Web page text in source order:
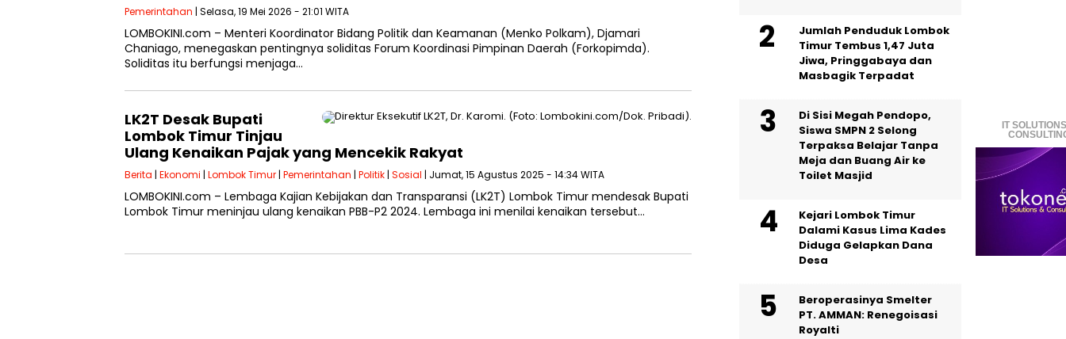
IT
Pemerintahan | Selasa, 19 Mei 2026 - 21:01 WITA
LOMBOKINI.com – Menteri Koordinator Bidang Politik dan Keamanan (Menko Polkam), Djamari
Chaniago, menegaskan pentingnya soliditas Forum Koordinasi Pimpinan Daerah (Forkopimda).
Soliditas itu berfungsi menjaga…
LK2T Desak Bupati
Lombok Timur Tinjau
Ulang Kenaikan Pajak yang Mencekik Rakyat
Berita | Ekonomi | Lombok Timur | Pemerintahan | Politik | Sosial | Jumat, 15 Agustus 2025 - 14:34 WITA
LOMBOKINI.com – Lembaga Kajian Kebijakan dan Transparansi (LK2T) Lombok Timur mendesak Bupati
Lombok Timur meninjau ulang kenaikan PBB-P2 2024. Lembaga ini menilai kenaikan tersebut…
Jumlah Penduduk Lombok
Timur Tembus 1,47 Juta
Jiwa, Pringgabaya dan
Masbagik Terpadat
Di Sisi Megah Pendopo,
Siswa SMPN 2 Selong
Terpaksa Belajar Tanpa
Meja dan Buang Air ke
Toilet Masjid
Kejari Lombok Timur
Dalami Kasus Lima Kades
Diduga Gelapkan Dana
Desa
Beroperasinya Smelter
PT. AMMAN: Renegoisasi
Royalti